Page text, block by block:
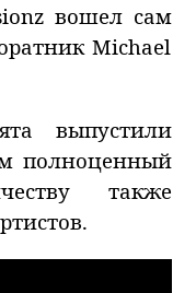
вошел сам
Michael
выпустили
полноценный
также